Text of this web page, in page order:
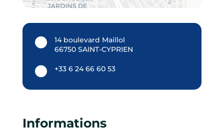
14 boulevard Maillol
66750 SAINT-CYPRIEN
+33 6 24 66 60 53
Informations